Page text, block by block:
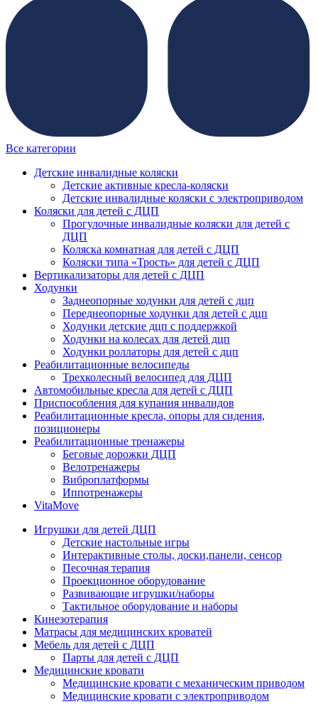
Все категории
Детские инвалидные коляски
Детские активные кресла-коляски
Детские инвалидные коляски с электроприводом
Коляски для детей с ДЦП
Прогулочные инвалидные коляски для детей с
ДЦП
Коляска комнатная для детей с ДЦП
Коляски типа «Трость» для детей с ДЦП
Вертикализаторы для детей с ДЦП
Ходунки
Заднеопорные ходунки для детей с дцп
Переднеопорные ходунки для детей с дцп
Ходунки детские дцп с поддержкой
Ходунки на колесах для детей дцп
Ходунки роллаторы для детей с дцп
Реабилитационные велосипеды
Трехколесный велосипед для ДЦП
Автомобильные кресла для детей с ДЦП
Приспособления для купания инвалидов
Реабилитационные кресла, опоры для сидения,
позиционеры
Реабилитационные тренажеры
Беговые дорожки ДЦП
Велотренажеры
Виброплатформы
Иппотренажеры
VitaMove
Игрушки для детей ДЦП
Детские настольные игры
Интерактивные столы, доски,панели, сенсор
Песочная терапия
Проекционное оборудование
Развивающие игрушки/наборы
Тактильное оборудование и наборы
Кинезотерапия
Матрасы для медицинских кроватей
Мебель для детей с ДЦП
Парты для детей с ДЦП
Медицинские кровати
Медицинские кровати с механическим приводом
Медицинские кровати с электроприводом